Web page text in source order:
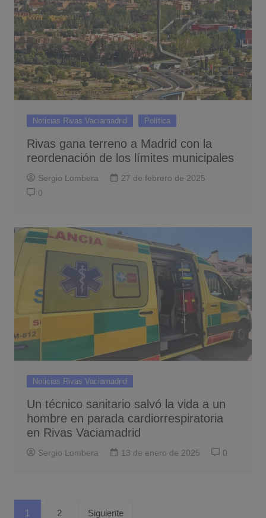
Noticias Rivas Vaciamadrid Política
Rivas gana terreno a Madrid con la
reordenación de los límites municipales
Sergio Lombera
27 de febrero de 2025
0
Noticias Rivas Vaciamadrid
Un técnico sanitario salvó la vida a un
hombre en parada cardiorrespiratoria
en Rivas Vaciamadrid
Sergio Lombera 13 de enero de 2025 0
Paginación
1 2 Siguiente